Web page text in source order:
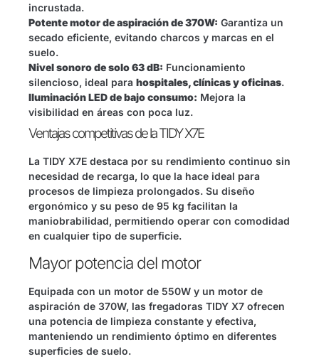
incrustada.
Potente motor de aspiración de 370W: Garantiza un
secado eficiente, evitando charcos y marcas en el
suelo.
Nivel sonoro de solo 63 dB: Funcionamiento
silencioso, ideal para hospitales, clínicas y oficinas.
Iluminación LED de bajo consumo: Mejora la
visibilidad en áreas con poca luz.
Ventajas competitivas de la TIDY X7E
La TIDY X7E destaca por su rendimiento continuo sin
necesidad de recarga, lo que la hace ideal para
procesos de limpieza prolongados. Su diseño
ergonómico y su peso de 95 kg facilitan la
maniobrabilidad, permitiendo operar con comodidad
en cualquier tipo de superficie.
Mayor potencia del motor
Equipada con un motor de 550W y un motor de
aspiración de 370W, las fregadoras TIDY X7 ofrecen
una potencia de limpieza constante y efectiva,
manteniendo un rendimiento óptimo en diferentes
superficies de suelo.